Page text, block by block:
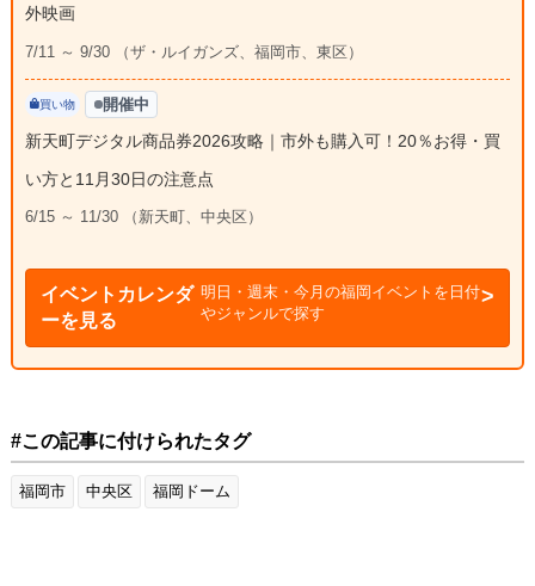
外映画
7/11 ～ 9/30 （ザ・ルイガンズ、福岡市、東区）
買い物 開催中
新天町デジタル商品券2026攻略｜市外も購入可！20％お得・買
い方と11月30日の注意点
6/15 ～ 11/30 （新天町、中央区）
イベントカレンダ
ーを見る
明日・週末・今月の福岡イベントを日付
やジャンルで探す
#この記事に付けられたタグ
福岡市 中央区 福岡ドーム